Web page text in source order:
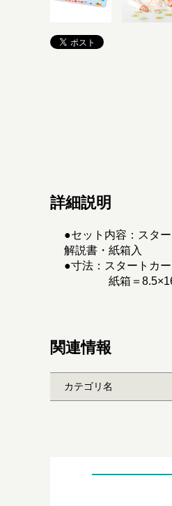
詳細説明
●セット内容：スタ
解説書・紙箱入
●寸法：スタートカ
紙箱＝8.5×16×
関連情報
カテゴリ名